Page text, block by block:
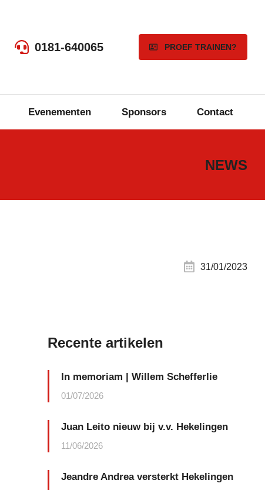
0181-640065 PROEF TRAINEN?
Evenementen Sponsors Contact
NEWS
31/01/2023
Recente artikelen
In memoriam | Willem Schefferlie
01/07/2026
Juan Leito nieuw bij v.v. Hekelingen
11/06/2026
Jeandre Andrea versterkt Hekelingen